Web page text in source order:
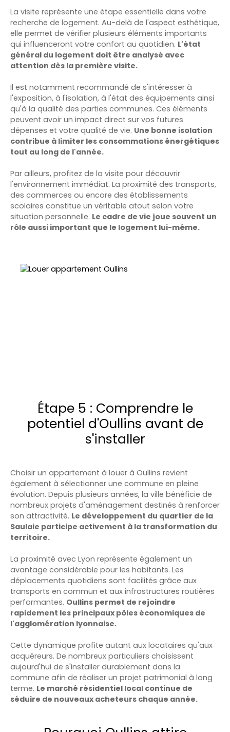
La visite représente une étape essentielle dans votre
recherche de logement. Au-delà de l'aspect esthétique,
elle permet de vérifier plusieurs éléments importants
qui influenceront votre confort au quotidien. L'état
général du logement doit être analysé avec
attention dès la première visite.
Il est notamment recommandé de s'intéresser à
l'exposition, à l'isolation, à l'état des équipements ainsi
qu'à la qualité des parties communes. Ces éléments
peuvent avoir un impact direct sur vos futures
dépenses et votre qualité de vie. Une bonne isolation
contribue à limiter les consommations énergétiques
tout au long de l'année.
Par ailleurs, profitez de la visite pour découvrir
l'environnement immédiat. La proximité des transports,
des commerces ou encore des établissements
scolaires constitue un véritable atout selon votre
situation personnelle. Le cadre de vie joue souvent un
rôle aussi important que le logement lui-même.
Étape 5 : Comprendre le
potentiel d'Oullins avant de
s'installer
Choisir un appartement à louer à Oullins revient
également à sélectionner une commune en pleine
évolution. Depuis plusieurs années, la ville bénéficie de
nombreux projets d'aménagement destinés à renforcer
son attractivité. Le développement du quartier de la
Saulaie participe activement à la transformation du
territoire.
La proximité avec Lyon représente également un
avantage considérable pour les habitants. Les
déplacements quotidiens sont facilités grâce aux
transports en commun et aux infrastructures routières
performantes. Oullins permet de rejoindre
rapidement les principaux pôles économiques de
l'agglomération lyonnaise.
Cette dynamique profite autant aux locataires qu'aux
acquéreurs. De nombreux particuliers choisissent
aujourd'hui de s'installer durablement dans la
commune afin de réaliser un projet patrimonial à long
terme. Le marché résidentiel local continue de
séduire de nouveaux acheteurs chaque année.